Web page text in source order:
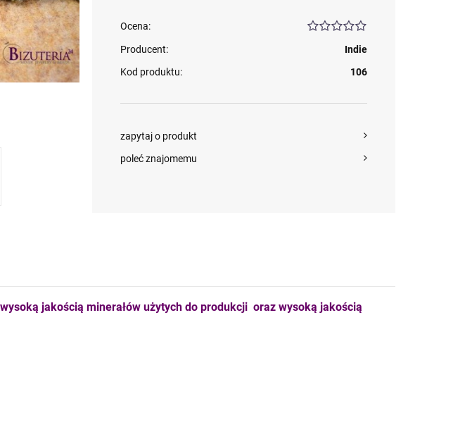
7,11 zł
+
Ocena:
Producent:
Indie
Kod produktu:
106
zapytaj o produkt
poleć znajomemu
jakością minerałów użytych do produkcji oraz wysoką jakością